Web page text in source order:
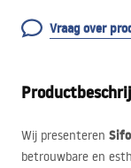
Vraag over
Wij presenteren
betrouwbare en